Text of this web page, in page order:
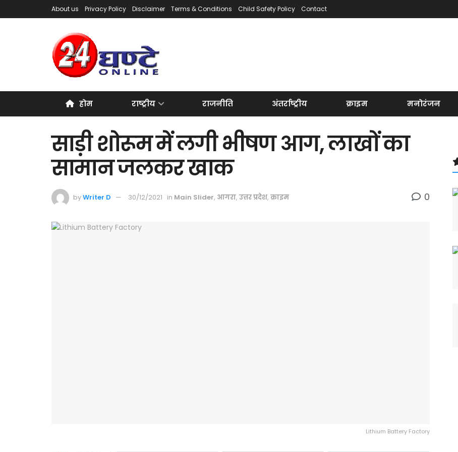
About us Privacy Policy Disclaimer Terms & Conditions Child Safety Policy Contact
होम राष्ट्रीय राजनीति अंतर्राष्ट्रीय क्राइम मनोरंजन
साड़ी शोरूम में लगी भीषण आग, लाखों का
सामान जलकर खाक
byWriter D 30/12/2021 in Main Slider, आगरा, उत्तर प्रदेश, क्राइम 0
Lithium Battery Factory